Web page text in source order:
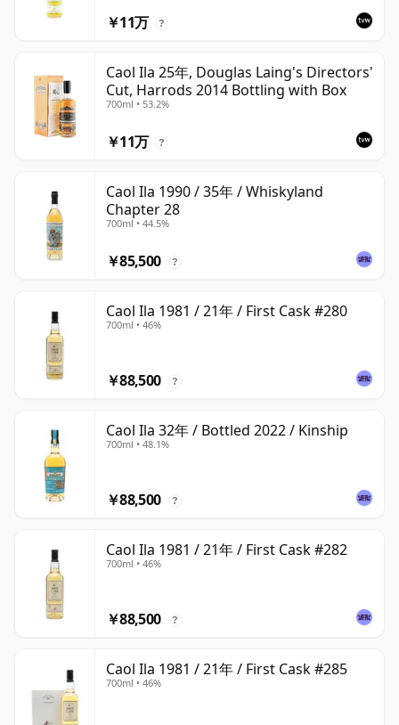
￥11万 ?
Caol Ila 25年, Douglas Laing's Directors'
Cut, Harrods 2014 Bottling with Box
700ml • 53.2%
￥11万 ?
Caol Ila 1990 / 35年 / Whiskyland
Chapter 28
700ml • 44.5%
￥85,500 ?
Caol Ila 1981 / 21年 / First Cask #280
700ml • 46%
￥88,500 ?
Caol Ila 32年 / Bottled 2022 / Kinship
700ml • 48.1%
￥88,500 ?
Caol Ila 1981 / 21年 / First Cask #282
700ml • 46%
￥88,500 ?
Caol Ila 1981 / 21年 / First Cask #285
700ml • 46%